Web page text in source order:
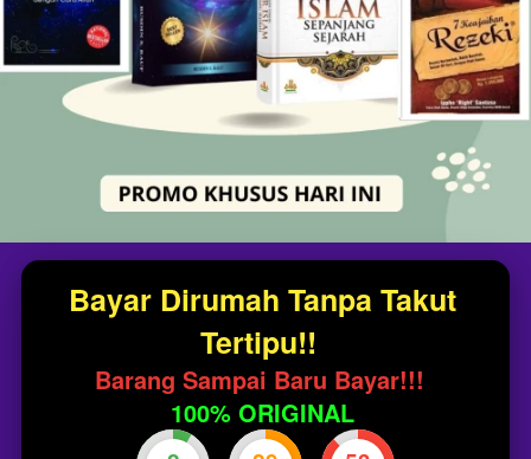
Bayar Dirumah Tanpa Takut
Tertipu!!
Barang Sampai Baru Bayar!!!
100% ORIGINAL